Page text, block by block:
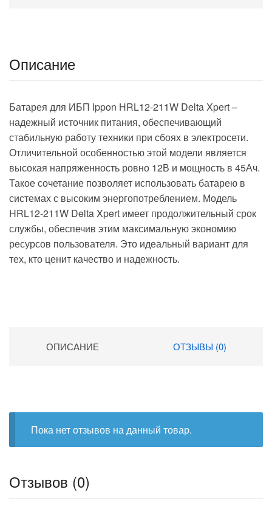
Описание
Батарея для ИБП Ippon HRL12-211W Delta Xpert –
надежный источник питания, обеспечивающий
стабильную работу техники при сбоях в электросети.
Отличительной особенностью этой модели является
высокая напряженность ровно 12В и мощность в 45Ач.
Такое сочетание позволяет использовать батарею в
системах с высоким энергопотреблением. Модель
HRL12-211W Delta Xpert имеет продолжительный срок
службы, обеспечив этим максимальную экономию
ресурсов пользователя. Это идеальный вариант для
тех, кто ценит качество и надежность.
ОПИСАНИЕ ОТЗЫВЫ (0)
Пока нет отзывов на данный товар.
Отзывов (0)